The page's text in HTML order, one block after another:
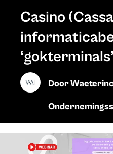
Casino
‘gokterminals’
Door